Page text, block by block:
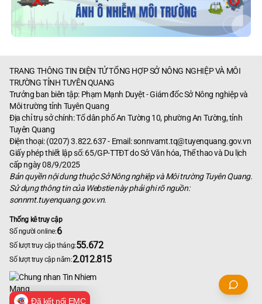
TRANG THÔNG TIN ĐIỆN TỬ TỔNG HỢP SỞ NÔNG NGHIỆP VÀ MÔI
TRƯỜNG TỈNH TUYÊN QUANG
Trưởng ban biên tập: Phạm Mạnh Duyệt - Giám đốc Sở Nông nghiệp và
Môi trường tỉnh Tuyên Quang
Địa chỉ trụ sở chính: Tổ dân phố An Tường 10, phường An Tường, tỉnh
Tuyên Quang
Điện thoại: (0207) 3.822.637 - Email:sonnvamt.tq@tuyenquang.gov.vn
Giấy phép thiết lập số: 65/GP-TTĐT do Sở Văn hóa, Thể thao và Du lịch
cấp ngày 08/9/2025
Bản quyền nội dung thuộc Sở Nông nghiệp và Môi trường Tuyên Quang.
Sử dụng thông tin của Webstie này phải ghi rõ nguồn:
sonnmt.tuyenquang.gov.vn.
Thống kê truy cập
Số người online:6
Số lượt truy cập tháng:55.672
Số lượt truy cập năm:2.012.815
Đã kết nối EMC